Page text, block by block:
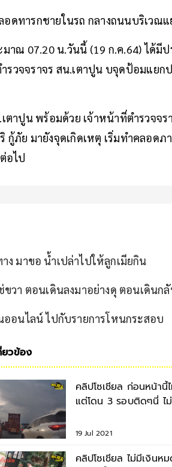
อดทารกชายในรถ กลางถนนบริเวณ
าณ 07.20 น.วันนี้ (19 ก.ค.64) ได้มี
วจจราจร สน.เตาปูน บจุดป้อมแยก
ตาปูน พร้อมด้วย เจ้าหน้าที่ตำรวจจ
กู้ภัย มายังจุดเกิดเหตุ เริ่มทำคลอด
อไป
มาขอ น้ำเปล่าไปให้ลูกเมียกิน
วา ตอนเดินลงมาอย่างดุ ตอนเดินกลั
ออนไลน์ ไปกับรายการโหนกระสอบ
ยวข้อง
คลิปโซเชียล ก่อนหน้านี้
แต่โดน 3 รอบติดๆนี่ ไม่
19 Jul 2021
คลิปโซเชียล ไม่มีเงินหมดหนทาง